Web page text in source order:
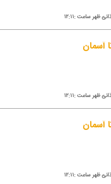
ظهر ساعت :۱۲:۱۱
آسمان
ظهر ساعت :۱۲:۱۱
آسمان
ظهر ساعت :۱۲:۱۱